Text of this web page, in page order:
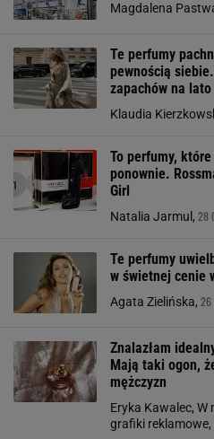
Magdalena
Te perfumy
pewnością
zapachów na
Klaudia
To perfumy,
ponownie.
Girl
Natalia Jarmul, 28
Te perfumy
w świetnej cenie
Agata Zielińska, 26
Znalazłam
Mają taki ogon,
mężczyzn
Eryka Kawalec,
grafiki reklamowe,